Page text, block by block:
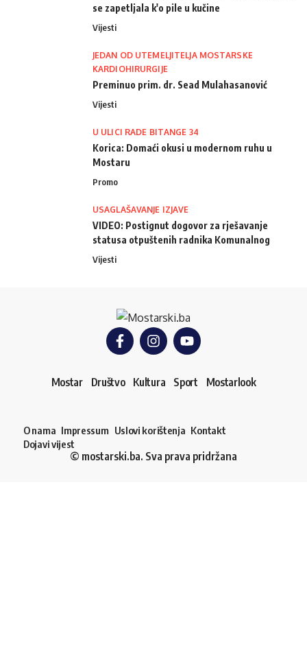
se zapetljala k'o pile u kučine
Vijesti
JEDAN OD UTEMELJITELJA MOSTARSKE
KARDIOHIRURGIJE
Preminuo prim. dr. Sead Mulahasanović
Vijesti
U ULICI RADE BITANGE 34
Korica: Domaći okusi u modernom ruhu u
Mostaru
Promo
USAGLAŠAVANJE IZJAVE
VIDEO: Postignut dogovor za rješavanje
statusa otpuštenih radnika Komunalnog
Vijesti
Mostar Društvo Kultura Sport Mostarlook
O nama Impressum Uslovi korištenja Kontakt
Dojavi vijest
© mostarski.ba. Sva prava pridržana